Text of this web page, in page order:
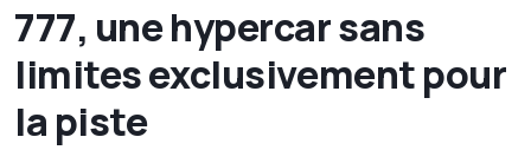
777, une hypercar sans
limites exclusivement pour
la piste